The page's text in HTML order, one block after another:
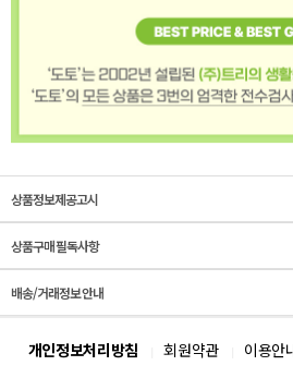
상품정보제공고시
상품구매 필독사항
배송/거래정보 안내
개인정보처리방침 회원약관 이용안